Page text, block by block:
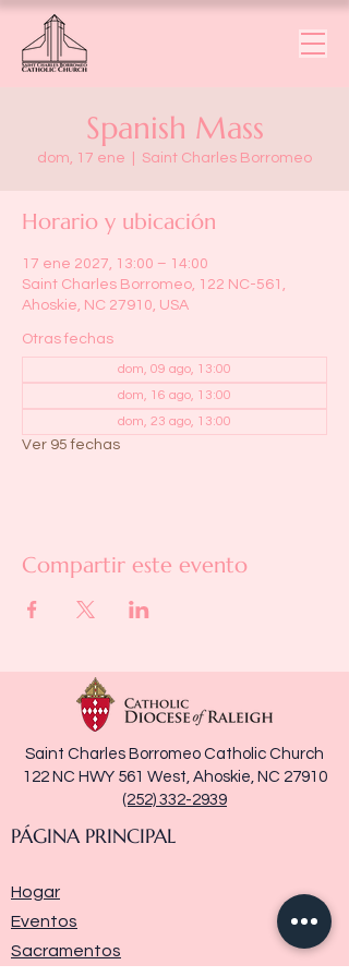
Spanish Mass
dom, 17 ene Saint Charles Borromeo
Horario y ubicación
17 ene 2027, 13:00 – 14:00
Saint Charles Borromeo, 122 NC-561,
Ahoskie, NC 27910, USA
Otras fechas
dom, 09 ago, 13:00
dom, 16 ago, 13:00
dom, 23 ago, 13:00
Ver 95 fechas
Compartir este evento
Saint Charles Borromeo Catholic Church
122 NC HWY 561 West, Ahoskie, NC 27910
(252) 332-2939
PÁGINA PRINCIPAL
Hogar
Eventos
Sacramentos